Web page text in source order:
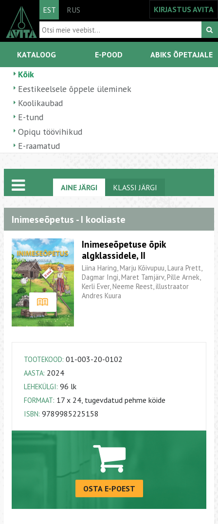
EST RUS KIRJASTUS AVITA
KATALOOG E-POOD ABIKS ÕPETAJALE
Kõik
Eestikeelsele õppele üleminek
Koolikaubad
E-tund
Opiqu töövihikud
E-raamatud
AINE JÄRGI KLASSI JÄRGI
Inimeseõpetus - I kooliaste
Inimeseõpetuse õpik
algklassidele, II
Liina Haring, Marju Kõivupuu, Laura Prett,
Dagmar Ingi, Maret Tamjärv, Pille Arnek,
Kerli Ever, Neeme Reest, illustraator
Andres Kuura
TOOTEKOOD: 01-003-20-0102
AASTA: 2024
LEHEKÜLGI: 96 lk
FORMAAT: 17 x 24, tugevdatud pehme köide
ISBN: 9789985225158
OSTA E-POEST